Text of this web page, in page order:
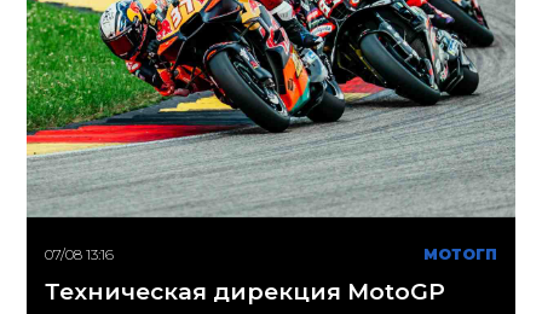
07/08 13:16 МОТОГП
Техническая дирекция MotoGP